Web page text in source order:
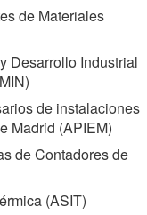
de Materiales
Desarrollo Industrial
)
de instalaciones
Madrid (APIEM)
de Contadores de
(ASIT)